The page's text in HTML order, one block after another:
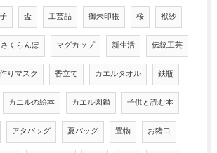
盃 工芸品 御朱印帳 桜 袱紗
さくらんぼ マグカップ 新生活 伝統工芸
りマスク 香立て カエルタオル 鉄瓶
カエルの絵本 カエル図鑑 子供と読む本
アタバッグ 夏バッグ 置物 お猪口